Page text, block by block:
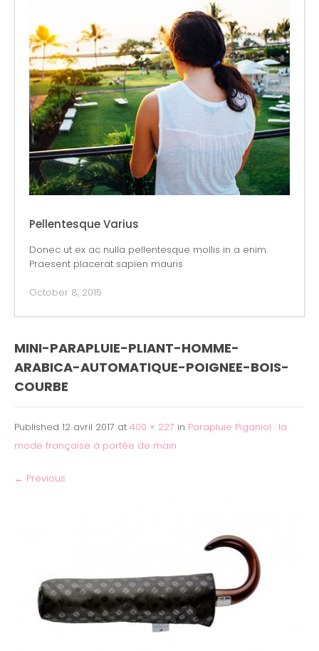
Pellentesque Varius
Donec ut ex ac nulla pellentesque mollis in a enim.
Praesent placerat sapien mauris
October 8, 2015
MINI-PARAPLUIE-PLIANT-HOMME-
ARABICA-AUTOMATIQUE-POIGNEE-BOIS-
COURBE
Published 12 avril 2017 at 400 × 227 in Parapluie Piganiol : la
mode française à portée de main
← Previous